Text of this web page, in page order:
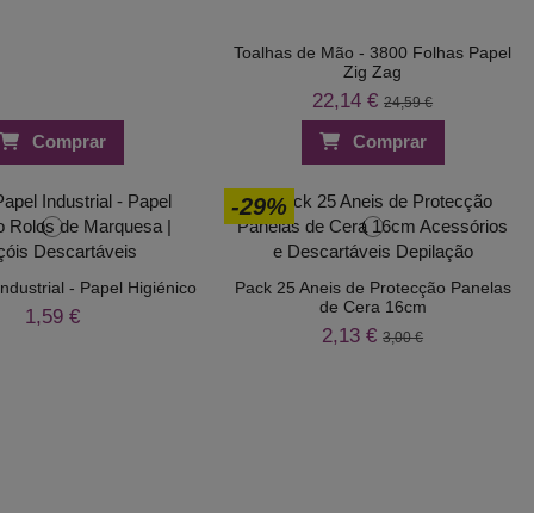
Comprar
Toalhas de Mão - 3800 Folhas Papel
Zig Zag
22,14 €24,59 €
Comprar
- Papel Higiénico
1,59 €
-29%
Pack 25 Aneis de Protecção Panelas
de Cera 16cm
2,13 €3,00 €